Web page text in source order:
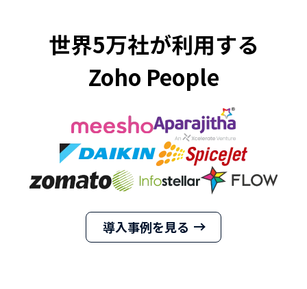
世界5万社が利用する
Zoho People
導入事例を見る